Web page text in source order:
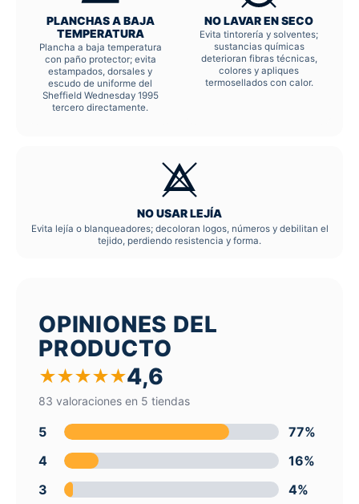
PLANCHAS A BAJA
TEMPERATURA
Plancha a baja temperatura
con paño protector; evita
estampados, dorsales y
escudo de uniforme del
Sheffield Wednesday 1995
tercero directamente.
NO LAVAR EN SECO
Evita tintorería y solventes;
sustancias químicas
deterioran fibras técnicas,
colores y apliques
termosellados con calor.
NO USAR LEJÍA
Evita lejía o blanqueadores; decoloran logos, números y debilitan el
tejido, perdiendo resistencia y forma.
OPINIONES DEL
PRODUCTO
★★★★★4,6
83 valoraciones en 5 tiendas
5
77%
4
16%
3
4%